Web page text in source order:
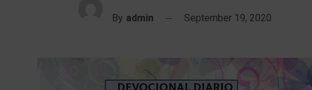
By admin September 19, 2020